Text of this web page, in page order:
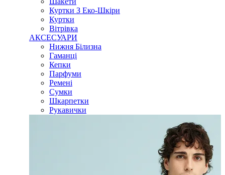
Куртки З Еко-Шкіри
Куртки
Вітрівка
АКСЕСУАРИ
Нижня Білизна
Гаманці
Кепки
Парфуми
Ремені
Сумки
Шкарпетки
Рукавички